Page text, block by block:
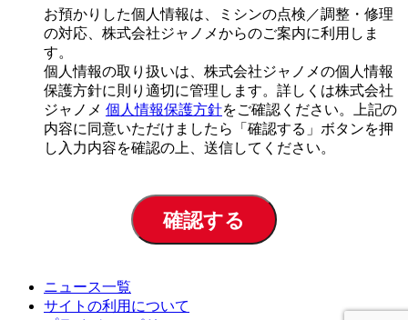
お預かりした個人情報は、ミシンの点検／調整・修理
の対応、株式会社ジャノメからのご案内に利用しま
す。
個人情報の取り扱いは、株式会社ジャノメの個人情報
保護方針に則り適切に管理します。詳しくは株式会社
ジャノメ 個人情報保護方針をご確認ください。上記の
内容に同意いただけましたら「確認する」ボタンを押
し入力内容を確認の上、送信してください。
確認する
ニュース一覧
サイトの利用について